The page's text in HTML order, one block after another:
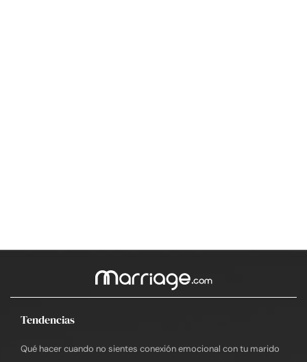
Tendencias
Qué hacer cuando no sientes conexión emocional con tu marido